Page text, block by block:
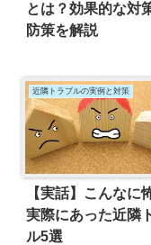
とは？効果的な対
防策を解説
近隣トラブルの実例と対策
【実話】こんなに
実際にあった近隣
ル5選